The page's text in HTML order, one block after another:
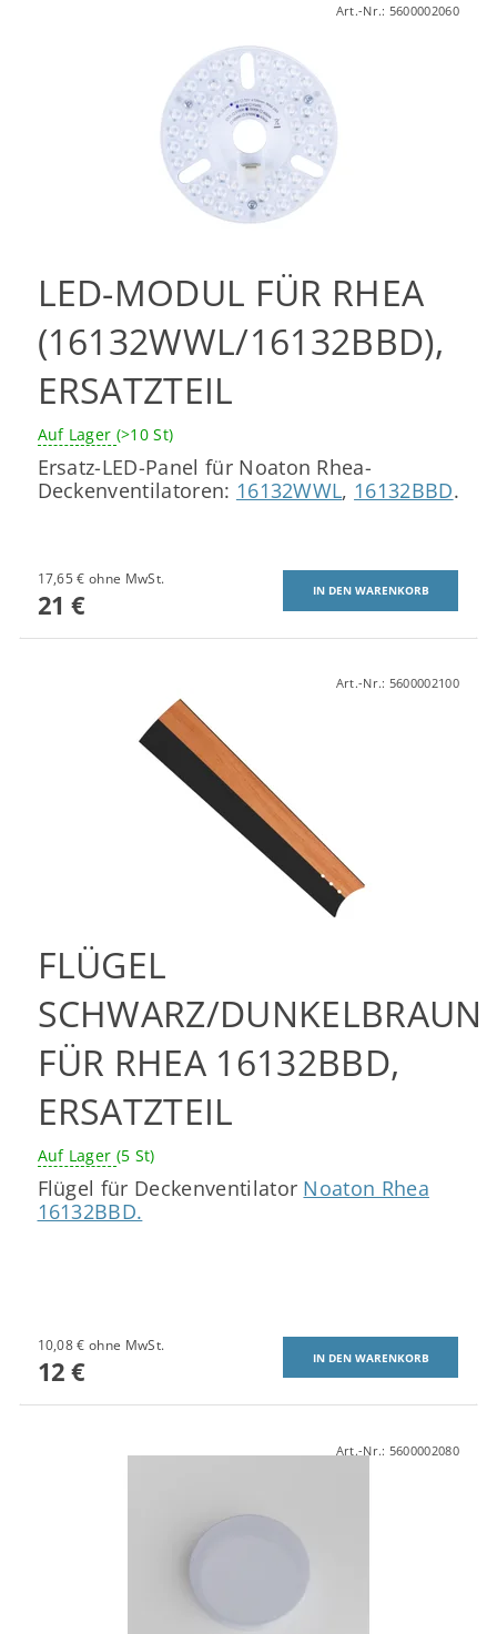
Art.-Nr.: 5600002060
LED-MODUL FÜR RHEA
(16132WWL/16132BBD),
ERSATZTEIL
Auf Lager (>10 St)
Ersatz-LED-Panel für Noaton Rhea-
Deckenventilatoren: 16132WWL, 16132BBD.
17,65 € ohne MwSt.
21 €
Art.-Nr.: 5600002100
FLÜGEL
SCHWARZ/DUNKELBRAUN
FÜR RHEA 16132BBD,
ERSATZTEIL
Auf Lager (5 St)
Flügel für Deckenventilator Noaton Rhea
16132BBD.
10,08 € ohne MwSt.
12 €
Art.-Nr.: 5600002080